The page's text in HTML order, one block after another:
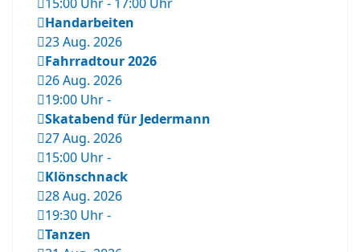
15:00 Uhr- 17:00 Uhr
Handarbeiten
23 Aug. 2026
Fahrradtour 2026
26 Aug. 2026
19:00 Uhr-
Skatabend für Jedermann
27 Aug. 2026
15:00 Uhr-
Klönschnack
28 Aug. 2026
19:30 Uhr-
Tanzen